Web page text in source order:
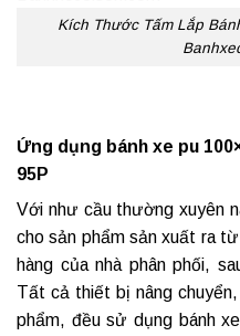
Kích Thước Tấm Lắp
Ứng dụng bánh xe pu
95P
Với như cầu thường xuyên
cho sản phẩm sản xuất ra
hàng của nhà phân phối,
Tất cả thiết bị nâng
phẩm, đều sử dụng bánh